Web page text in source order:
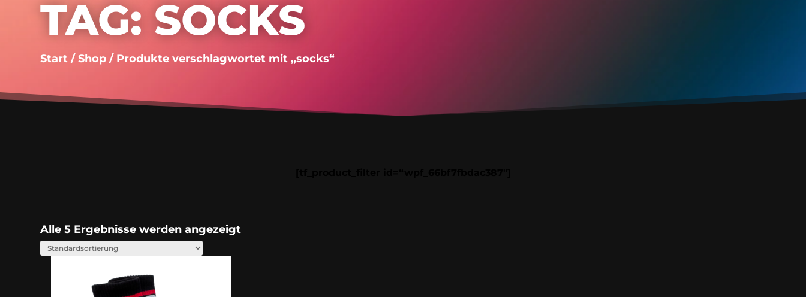
TAG: SOCKS
Start /Shop / Produkte verschlagwortet mit „socks“
Alle 5 Ergebnisse werden angezeigt